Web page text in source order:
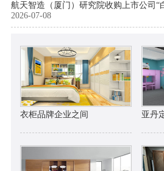
航天智造（厦门）研究院收购上市公司“
2026-07-08
衣柜品牌企业之间 亚丹